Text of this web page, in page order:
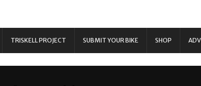
TRISKELL PROJECT SUBMIT YOUR BIKE SHOP